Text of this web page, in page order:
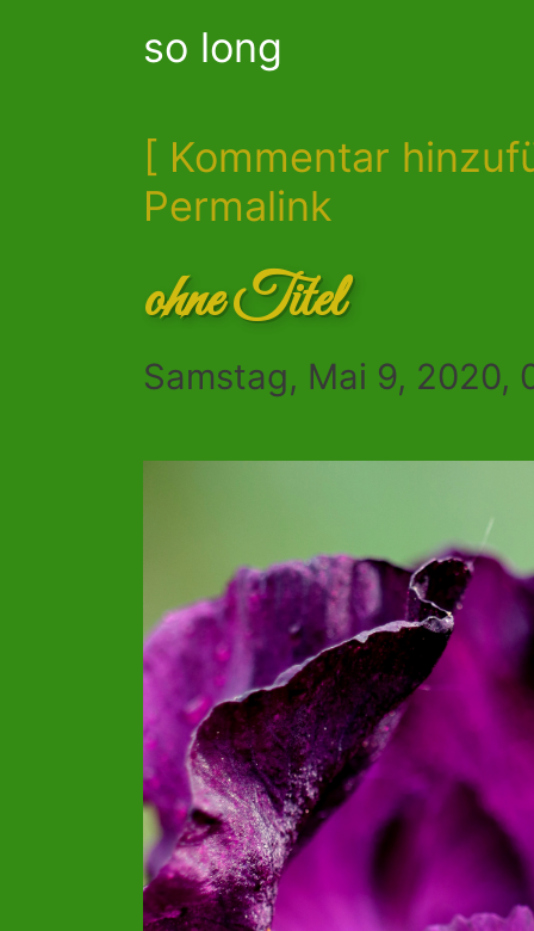
so long
[ Kommentar
Permalink
ohne Titel
Samstag, Mai 9, 2020,